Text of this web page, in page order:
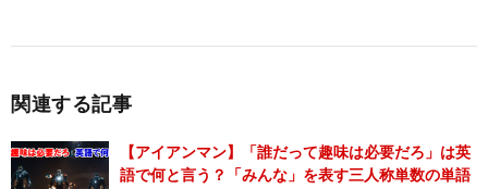
関連する記事
【アイアンマン】「誰だって趣味は必要だろ」は英
語で何と言う？「みんな」を表す三人称単数の単語